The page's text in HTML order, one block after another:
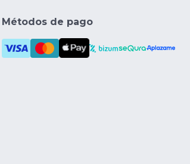
Métodos de pago